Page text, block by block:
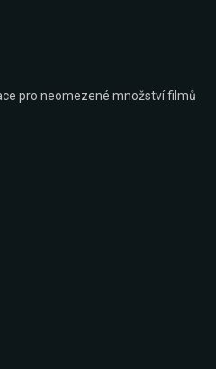
pro neomezené množství filmů